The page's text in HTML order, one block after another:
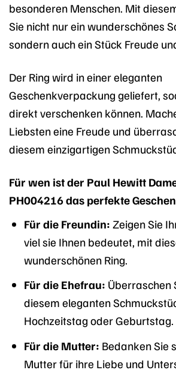
besonderen Menschen. Mit
Sie nicht nur ein wunderschönes
sondern auch ein Stück Freude
Der Ring wird in einer eleganten
Geschenkverpackung geliefert,
direkt verschenken können.
Liebsten eine Freude und
diesem einzigartigen
Für wen ist der Paul Hewitt
PH004216 das perfekte
Für die Freundin: Zeigen Sie
viel sie Ihnen bedeutet, mit
wunderschönen Ring.
Für die Ehefrau: Überraschen
diesem eleganten
Hochzeitstag oder Geburtstag.
Für die Mutter: Bedanken Sie
Mutter für ihre Liebe und